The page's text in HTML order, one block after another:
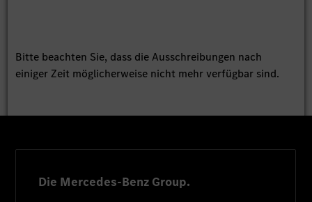
Bitte beachten Sie, dass die Ausschreibungen nach
einiger Zeit möglicherweise nicht mehr verfügbar sind.
Die Mercedes-Benz Group.